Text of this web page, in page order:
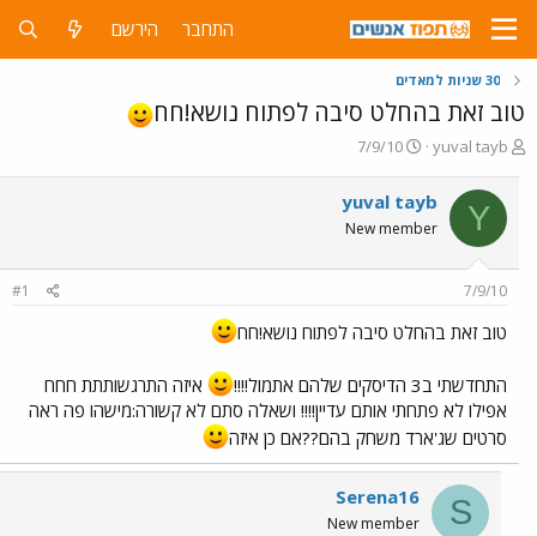
התחבר הירשם
30 שניות למאדים
טוב זאת בהחלט סיבה לפתוח נושא!חח
פ
ח
ה
ו
ש
yuval tayb
פ
ס
ם
ת
י
7/9/10
Y
yuval tayb
New member
7/9/10
#1
טוב זאת בהחלט סיבה לפתוח נושא!חח
התחדשתי ב3 הדיסקים שלהם אתמול!!!!
איזה התרגשותתת חחח
אפילו לא פתחתי אותם עדיין!!!! ושאלה סתם לא קשורה:מישהו פה ראה
סרטים שג'ארד משחק בהם??אם כן איזה
S
Serena16
New member